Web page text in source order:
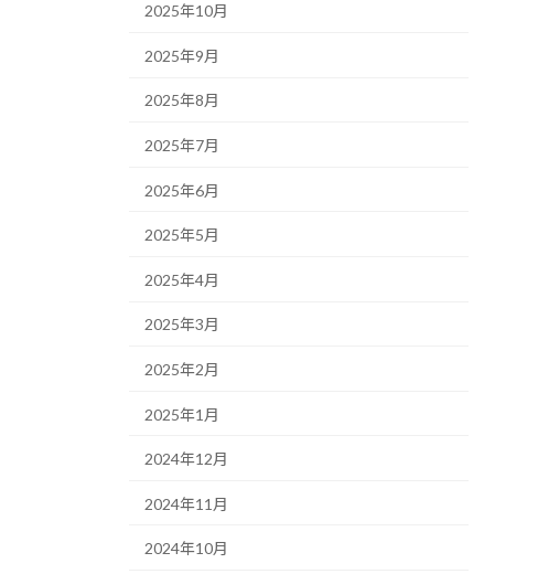
2025年10月
2025年9月
2025年8月
2025年7月
2025年6月
2025年5月
2025年4月
2025年3月
2025年2月
2025年1月
2024年12月
2024年11月
2024年10月